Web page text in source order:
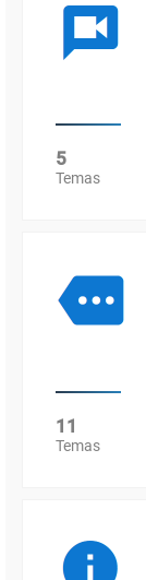
5
Temas
11
Temas